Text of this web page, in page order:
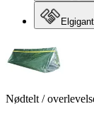
Nødtelt /